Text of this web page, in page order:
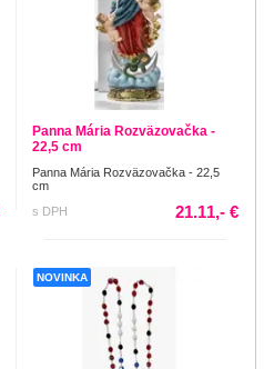
Panna Mária Rozväzovačka -
22,5 cm
Panna Mária Rozväzovačka - 22,5
cm
s DPH
21.11,- €
NOVINKA